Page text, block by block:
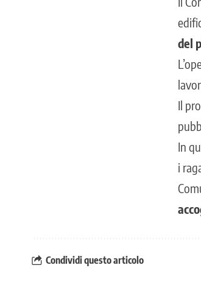
del
Il
In
i
Condividi questo articolo